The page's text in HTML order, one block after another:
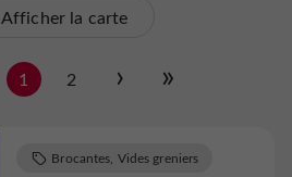
Afficher la carte
1 2
Brocantes, Vides greniers